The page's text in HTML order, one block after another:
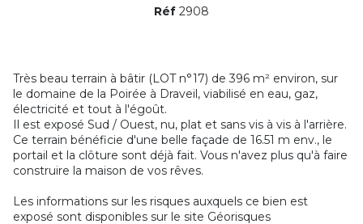
Réf 2908
Très beau terrain à bâtir (LOT n°17) de 396 m² environ, sur
le domaine de la Poirée à Draveil, viabilisé en eau, gaz,
électricité et tout à l'égoût.
Il est exposé Sud / Ouest, nu, plat et sans vis à vis à l'arrière.
Ce terrain bénéficie d'une belle façade de 16.51 m env., le
portail et la clôture sont déjà fait. Vous n'avez plus qu'à faire
construire la maison de vos rêves.
Les informations sur les risques auxquels ce bien est
exposé sont disponibles sur le site Géorisques